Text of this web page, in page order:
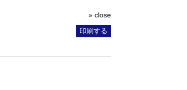
» close
印刷する